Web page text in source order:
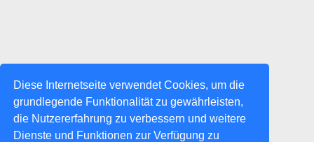
Diese Internetseite verwendet Cookies, um die
grundlegende Funktionalität zu gewährleisten,
die Nutzererfahrung zu verbessern und weitere
Dienste und Funktionen zur Verfügung zu